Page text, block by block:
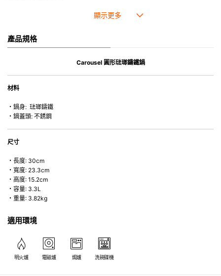
• 琺瑯鑄鐵傳熱性均勻，不會產生過熱點。
• 重身的鍋蓋能有助防止蒸氣溜走,易於 保持食物的原汁原味。
• 琺瑯抗酸鹼，不會殘留氣味，安全衛生。
產品規格
Carousel 圓形琺瑯鑄鐵鍋
材料
・鍋身: 琺瑯鑄鐵
・鍋蓋頭: 不銹鋼
尺寸
・長度: 30cm
・寬度: 23.3cm
・高度: 15.2cm
・容量: 3.3L
・重量: 3.82kg
適用環境
明火爐 電磁爐 焗爐 洗碗碟機